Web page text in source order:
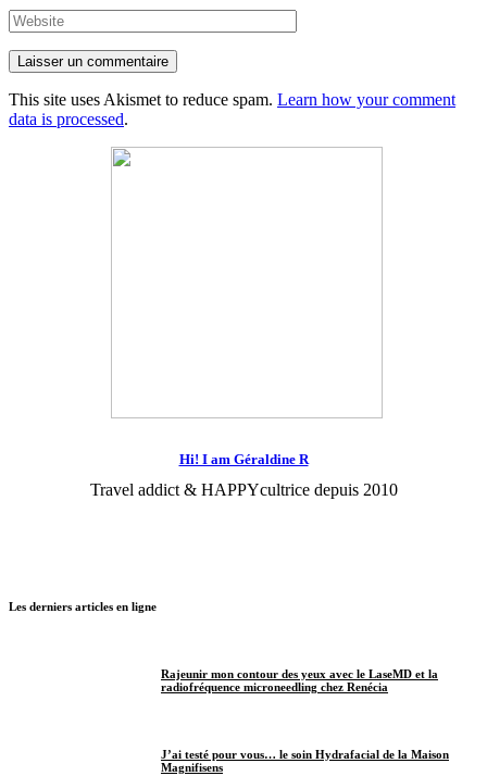
Laisser un commentaire
This site uses Akismet to reduce spam. Learn how your comment
data is processed.
Hi! I am Géraldine R
Travel addict & HAPPYcultrice depuis 2010
Les derniers articles en ligne
Rajeunir mon contour des yeux avec le LaseMD et la
radiofréquence microneedling chez Renécia
J’ai testé pour vous… le soin Hydrafacial de la Maison
Magnifisens